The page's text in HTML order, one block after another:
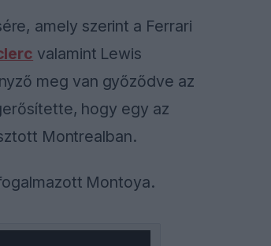
amely szerint a Ferrari
valamint Lewis
meg van győződve az
hogy egy az
Montrealban.
Montoya.